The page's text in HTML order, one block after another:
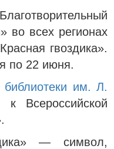
во всех регионах
гвоздика».
по 22 июня.
библиотеки им. Л.
к Всероссийской
— символ,